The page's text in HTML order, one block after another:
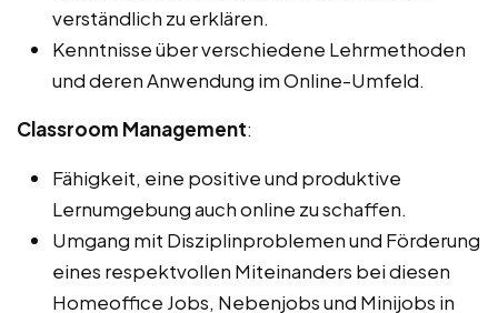
verständlich zu erklären.
Kenntnisse über verschiedene Lehrmethoden
und deren Anwendung im Online-Umfeld.
Classroom Management:
Fähigkeit, eine positive und produktive
Lernumgebung auch online zu schaffen.
Umgang mit Disziplinproblemen und Förderung
eines respektvollen Miteinanders bei diesen
Homeoffice Jobs, Nebenjobs und Minijobs in